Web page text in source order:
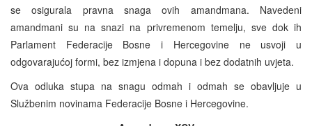
se osigurala pravna snaga ovih amandmana. Navedeni
amandmani su na snazi na privremenom temelju, sve dok ih
Parlament Federacije Bosne i Hercegovine ne usvoji u
odgovarajućoj formi, bez izmjena i dopuna i bez dodatnih uvjeta.
Ova odluka stupa na snagu odmah i odmah se obavljuje u
Službenim novinama Federacije Bosne i Hercegovine.